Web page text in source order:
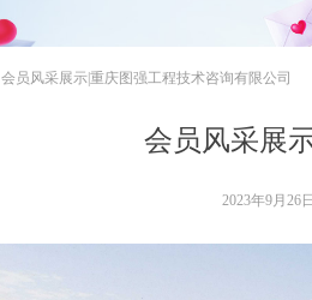
会员风采展
会员风采展示|重庆图强工程技术咨询有限公司
2023年9月26